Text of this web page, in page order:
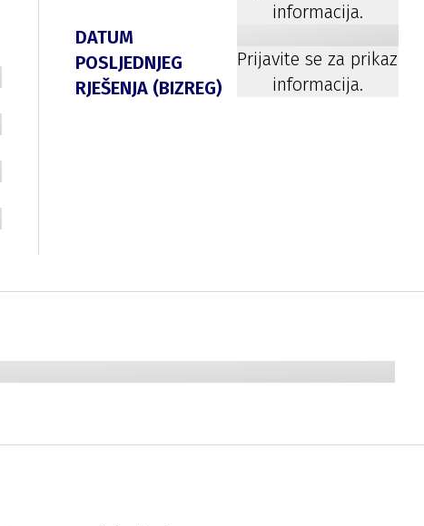
informacija.
DATUM
POSLJEDNJEG
RJEŠENJA (BIZREG)
Prijavite se za prikaz
informacija.